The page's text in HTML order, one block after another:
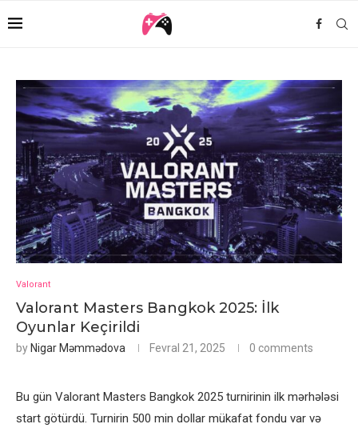
Valorant
Valorant Masters Bangkok 2025: İlk
Oyunlar Keçirildi
by Nigar Məmmədova Fevral 21, 2025 0 comments
Bu gün Valorant Masters Bangkok 2025 turnirinin ilk mərhələsi
start götürdü. Turnirin 500 min dollar mükafat fondu var və